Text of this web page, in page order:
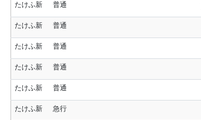
たけふ新 普通
たけふ新 普通
たけふ新 普通
たけふ新 普通
たけふ新 普通
たけふ新 急行